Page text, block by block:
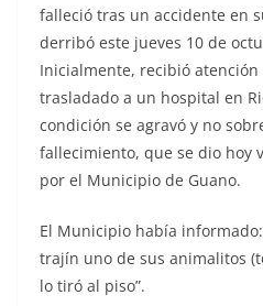
falleció tras un accidente en
derribó este jueves 10 de
Inicialmente, recibió
trasladado a un hospital en
condición se agravó y no
fallecimiento, que se dio hoy
por el Municipio de Guano.
El Municipio había
trajín uno de sus animalitos
lo tiró al piso”.